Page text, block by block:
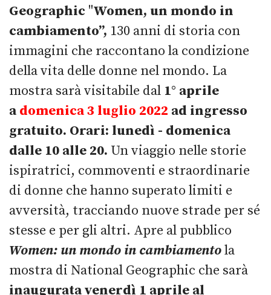
Geographic "Women, un mondo in
cambiamento”, 130 anni di storia con
immagini che raccontano la condizione
della vita delle donne nel mondo. La
mostra sarà visitabile dal 1° aprile
adomenica 3 luglio 2022 ad ingresso
gratuito. Orari: lunedì - domenica
dalle 10 alle 20. Un viaggio nelle storie
ispiratrici, commoventi e straordinarie
di donne che hanno superato limiti e
avversità, tracciando nuove strade per sé
stesse e per gli altri. Apre al pubblico
Women: un mondo in cambiamentola
mostra di National Geographic che sarà
inaugurata venerdì 1 aprile al